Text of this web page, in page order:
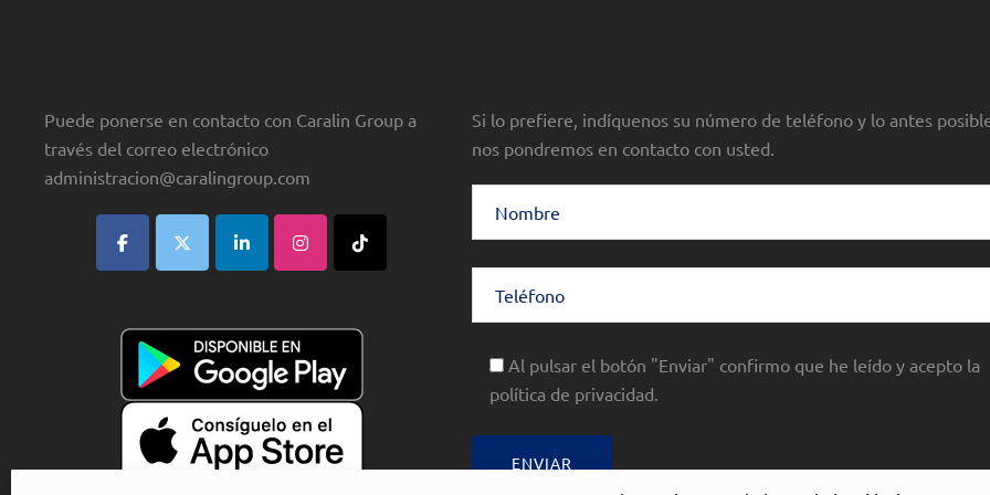
Puede ponerse en contacto con Caralin Group a
través del correo electrónico
administracion@caralingroup.com
Si lo prefiere, indíquenos su número de teléfono y lo antes
nos pondremos en contacto con usted.
Al pulsar el botón "Enviar" confirmo que he leído y acepto la
política de privacidad.